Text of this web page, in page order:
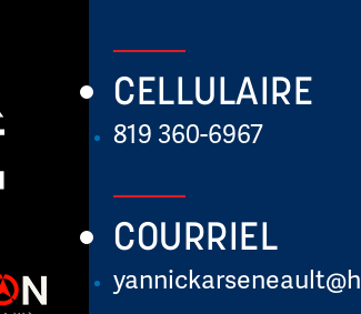
CELLULAIRE
819 360-6967
COURRIEL